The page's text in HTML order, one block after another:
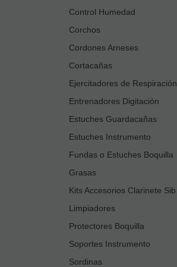
Control Humedad
Corchos
Cordones Arneses
Cortacañas
Ejercitadores de Respiración
Entrenadores Digitación
Estuches Guardacañas
Estuches Instrumento
Fundas o Estuches Boquilla
Grasas
Kits Accesorios Clarinete Sib
Limpiadores
Protectores Boquilla
Soportes Instrumento
Sordinas